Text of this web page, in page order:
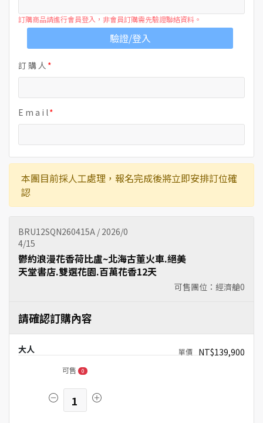
訂購商品請進行會員登入，非會員訂購需先驗證聯絡資料。
驗證/登入
訂 購 人
E m a i l
本團目前採人工處理，報名完成後將立即安排訂位確
認
BRU12SQN260415A / 2026/0
4/15
可售團位：經濟艙0
鬱約浪漫花香荷比盧~北海古董火車.絕美
天堂書店.雙選花園.百萬花香12天
請確認訂購內容
大人 NT$139,900
可售 0
1